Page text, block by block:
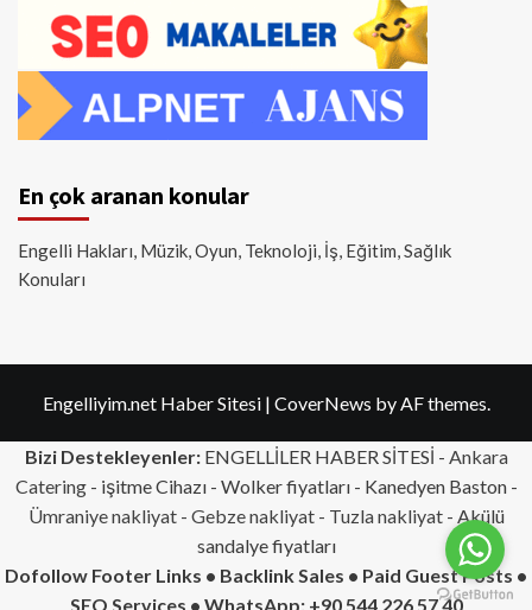
En çok aranan konular
Engelli Hakları, Müzik, Oyun, Teknoloji, İş, Eğitim, Sağlık
Konuları
Engelliyim.net Haber Sitesi | CoverNews by AF themes.
Bizi Destekleyenler:ENGELLİLER HABER SİTESİ - Ankara
Catering- işitme Cihazı - Wolker fiyatları - Kanedyen Baston -
Ümraniye nakliyat- Gebze nakliyat- Tuzla nakliyat- Akülü
sandalye fiyatları
Dofollow Footer Links • Backlink Sales • Paid Guest Posts •
SEO Services • WhatsApp: +90 544 226 57 40